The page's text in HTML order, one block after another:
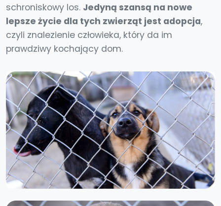
schroniskowy los. Jedyną szansą na nowe
lepsze życie dla tych zwierząt jest adopcja,
czyli znalezienie człowieka, który da im
prawdziwy kochający dom.